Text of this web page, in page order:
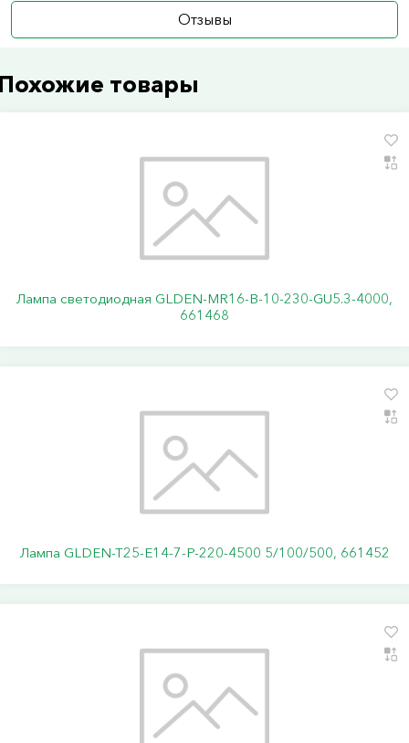
Отзывы
товары
Лампа светодиодная GLDEN-MR16-B-10-230-GU5.3-4000,
661468
Лампа GLDEN-T25-E14-7-P-220-4500 5/100/500, 661452